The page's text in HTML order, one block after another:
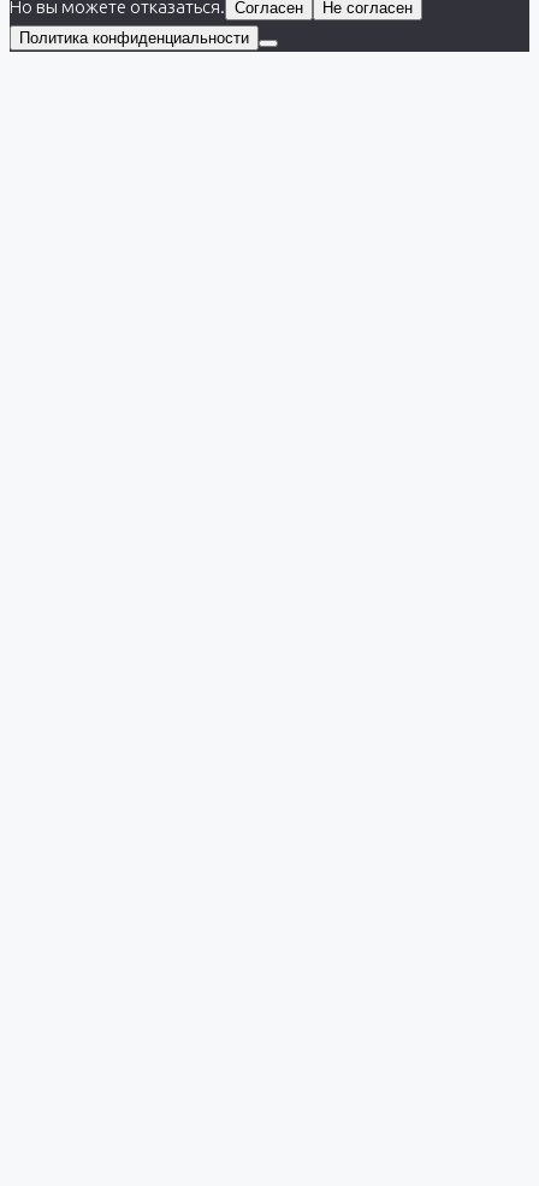
Но вы можете отказаться. Согласен
Не согласен
Политика конфиденциальности